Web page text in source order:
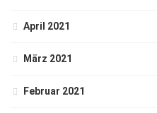
April 2021
März 2021
Februar 2021